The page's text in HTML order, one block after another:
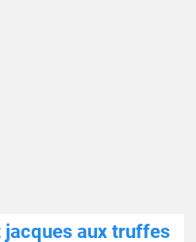
jacques aux truffes